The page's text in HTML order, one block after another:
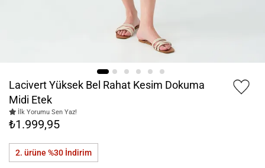
Lacivert Yüksek Bel Rahat Kesim Dokuma
Midi Etek
İlk Yorumu Sen Yaz!
₺1.999,95
2. ürüne %30 İndirim